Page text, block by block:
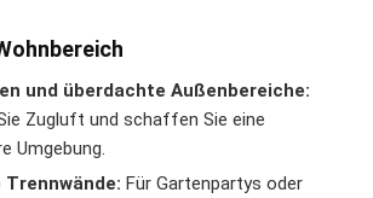
und überdachte Außenbereiche:
Zugluft und schaffen Sie eine
Umgebung.
Für Gartenpartys oder